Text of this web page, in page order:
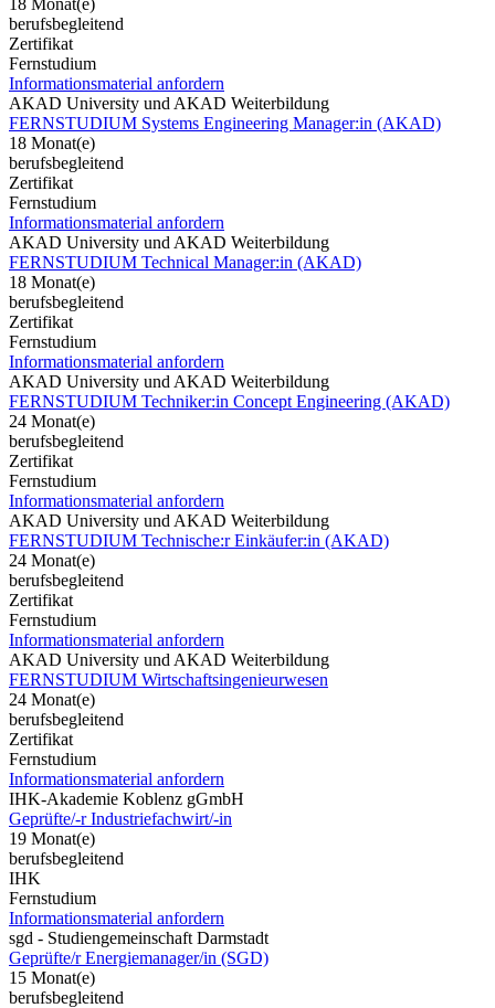
18 Monat(e)
berufsbegleitend
Zertifikat
Fernstudium
Informationsmaterial anfordern
AKAD University und AKAD Weiterbildung
FERNSTUDIUM Systems Engineering Manager:in (AKAD)
18 Monat(e)
berufsbegleitend
Zertifikat
Fernstudium
Informationsmaterial anfordern
AKAD University und AKAD Weiterbildung
FERNSTUDIUM Technical Manager:in (AKAD)
18 Monat(e)
berufsbegleitend
Zertifikat
Fernstudium
Informationsmaterial anfordern
AKAD University und AKAD Weiterbildung
FERNSTUDIUM Techniker:in Concept Engineering (AKAD)
24 Monat(e)
berufsbegleitend
Zertifikat
Fernstudium
Informationsmaterial anfordern
AKAD University und AKAD Weiterbildung
FERNSTUDIUM Technische:r Einkäufer:in (AKAD)
24 Monat(e)
berufsbegleitend
Zertifikat
Fernstudium
Informationsmaterial anfordern
AKAD University und AKAD Weiterbildung
FERNSTUDIUM Wirtschaftsingenieurwesen
24 Monat(e)
berufsbegleitend
Zertifikat
Fernstudium
Informationsmaterial anfordern
IHK-Akademie Koblenz gGmbH
Geprüfte/-r Industriefachwirt/-in
19 Monat(e)
berufsbegleitend
IHK
Fernstudium
Informationsmaterial anfordern
sgd - Studiengemeinschaft Darmstadt
Geprüfte/r Energiemanager/in (SGD)
15 Monat(e)
berufsbegleitend